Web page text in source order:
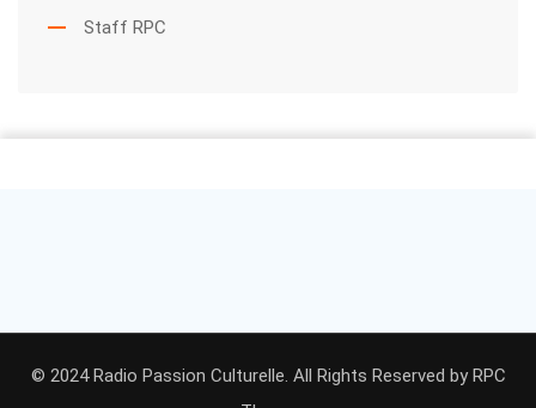
Staff RPC
© 2024 Radio Passion Culturelle. All Rights Reserved by RPC